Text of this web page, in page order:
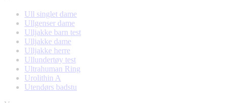
Ull singlet dame
Ullgenser dame
Ulljakke barn test
Ulljakke dame
Ulljakke herre
Ullundertøy test
Ultrahuman Ring
Urolithin A
Utendørs badstu